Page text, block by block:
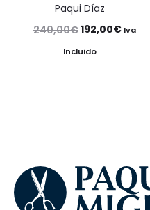
Paqui Díaz
240,00€El
precio
192,00€ElIva
Incluido